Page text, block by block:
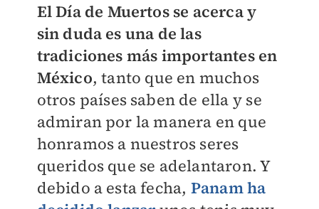
El Día de Muertos se acerca y
sin duda es una de las
tradiciones más importantes en
México, tanto que en muchos
otros países saben de ella y se
admiran por la manera en que
honramos a nuestros seres
queridos que se adelantaron. Y
debido a esta fecha, Panam ha